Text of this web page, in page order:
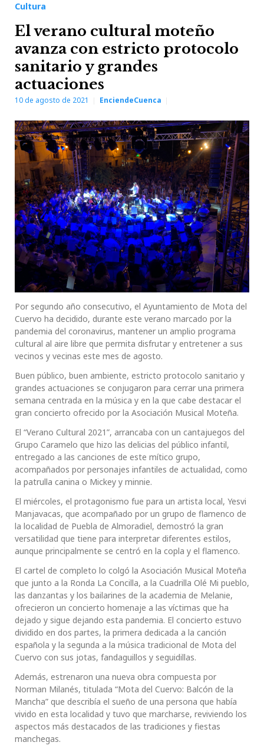
Cultura
El verano cultural moteño
avanza con estricto protocolo
sanitario y grandes
actuaciones
10 de agosto de 2021 EnciendeCuenca
Por segundo año consecutivo, el Ayuntamiento de Mota del
Cuervo ha decidido, durante este verano marcado por la
pandemia del coronavirus, mantener un amplio programa
cultural al aire libre que permita disfrutar y entretener a sus
vecinos y vecinas este mes de agosto.
Buen público, buen ambiente, estricto protocolo sanitario y
grandes actuaciones se conjugaron para cerrar una primera
semana centrada en la música y en la que cabe destacar el
gran concierto ofrecido por la Asociación Musical Moteña.
El “Verano Cultural 2021”, arrancaba con un cantajuegos del
Grupo Caramelo que hizo las delicias del público infantil,
entregado a las canciones de este mítico grupo,
acompañados por personajes infantiles de actualidad, como
la patrulla canina o Mickey y minnie.
El miércoles, el protagonismo fue para un artista local, Yesvi
Manjavacas, que acompañado por un grupo de flamenco de
la localidad de Puebla de Almoradiel, demostró la gran
versatilidad que tiene para interpretar diferentes estilos,
aunque principalmente se centró en la copla y el flamenco.
El cartel de completo lo colgó la Asociación Musical Moteña
que junto a la Ronda La Concilla, a la Cuadrilla Olé Mi pueblo,
las danzantas y los bailarines de la academia de Melanie,
ofrecieron un concierto homenaje a las víctimas que ha
dejado y sigue dejando esta pandemia. El concierto estuvo
dividido en dos partes, la primera dedicada a la canción
española y la segunda a la música tradicional de Mota del
Cuervo con sus jotas, fandaguillos y seguidillas.
Además, estrenaron una nueva obra compuesta por
Norman Milanés, titulada “Mota del Cuervo: Balcón de la
Mancha” que describía el sueño de una persona que había
vivido en esta localidad y tuvo que marcharse, reviviendo los
aspectos más destacados de las tradiciones y fiestas
manchegas.